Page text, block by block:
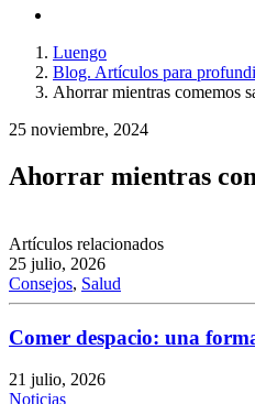
Luengo
Blog. Artículos para
Ahorrar mientras comemos
25 noviembre, 2024
Ahorrar mientras
Artículos relacionados
25 julio, 2026
Consejos, Salud
Comer despacio: una
21 julio, 2026
Noticias